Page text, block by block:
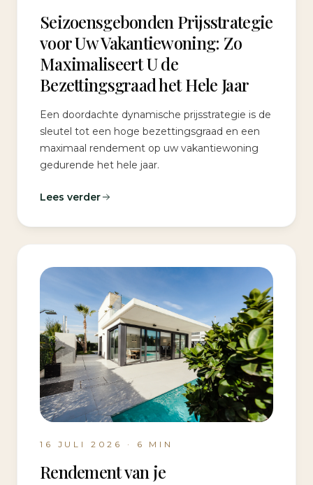
Seizoensgebonden Prijsstrategie
voor Uw Vakantiewoning: Zo
Maximaliseert U de
Bezettingsgraad het Hele Jaar
Een doordachte dynamische prijsstrategie is de
sleutel tot een hoge bezettingsgraad en een
maximaal rendement op uw vakantiewoning
gedurende het hele jaar.
Lees verder
16 JULI 2026 · 6 MIN
Rendement van je